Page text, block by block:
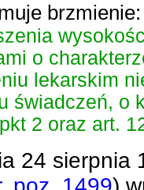
brzmienie:
o
lekarskim
świadczeń, o
2 oraz art.
24 sierpnia